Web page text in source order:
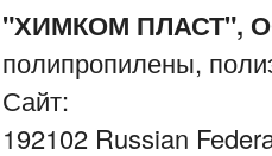
"ХИМКОМ ПЛАСТ",
полипропилены,
Сайт:
192102 Russian